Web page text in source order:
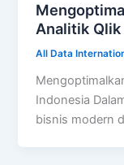
Analitik
All Data
Indonesia
bisnis modern